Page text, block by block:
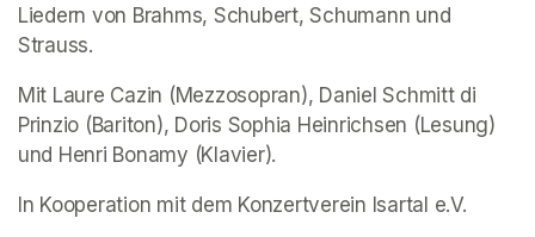
Liedern von Brahms, Schubert, Schumann und
Strauss.
Mit Laure Cazin (Mezzosopran), Daniel Schmitt di
Prinzio (Bariton), Doris Sophia Heinrichsen (Lesung)
und Henri Bonamy (Klavier).
In Kooperation mit dem Konzertverein Isartal e.V.